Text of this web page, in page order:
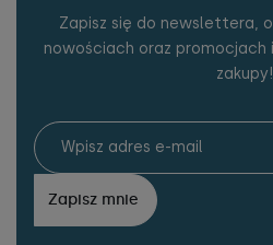
Zapisz się do newslettera,
nowościach oraz promocjach
zakupy!
Zapisz mnie